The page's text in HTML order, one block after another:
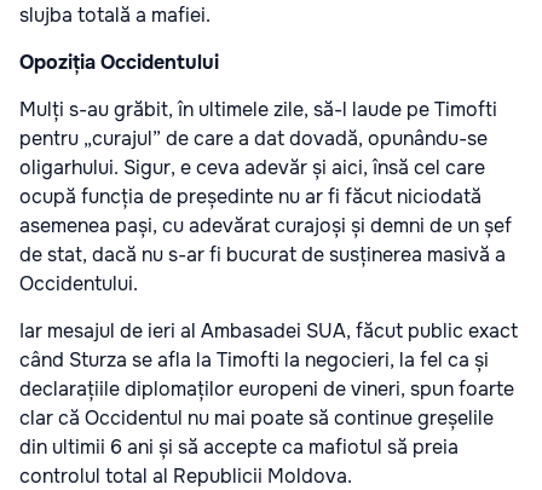
slujba totală a mafiei.
Opoziția Occidentului
Mulți s-au grăbit, în ultimele zile, să-l laude pe Timofti
pentru „curajul” de care a dat dovadă, opunându-se
oligarhului. Sigur, e ceva adevăr și aici, însă cel care
ocupă funcția de președinte nu ar fi făcut niciodată
asemenea pași, cu adevărat curajoși și demni de un șef
de stat, dacă nu s-ar fi bucurat de susținerea masivă a
Occidentului.
Iar mesajul de ieri al Ambasadei SUA, făcut public exact
când Sturza se afla la Timofti la negocieri, la fel ca și
declarațiile diplomaților europeni de vineri, spun foarte
clar că Occidentul nu mai poate să continue greșelile
din ultimii 6 ani și să accepte ca mafiotul să preia
controlul total al Republicii Moldova.